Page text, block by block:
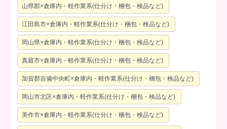
山県郡×倉庫内・軽作業系(仕分け・梱包・検品など)
江田島市×倉庫内・軽作業系(仕分け・梱包・検品など)
岡山県×倉庫内・軽作業系(仕分け・梱包・検品など)
真庭市×倉庫内・軽作業系(仕分け・梱包・検品など)
加賀郡吉備中央町×倉庫内・軽作業系(仕分け・梱包・検品など)
岡山市北区×倉庫内・軽作業系(仕分け・梱包・検品など)
美作市×倉庫内・軽作業系(仕分け・梱包・検品など)